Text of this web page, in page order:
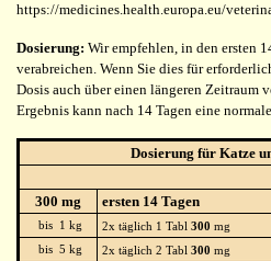
https://medicines.health.europa.eu/
Dosierung: Wir empfehlen, in den ersten
verabreichen. Wenn Sie dies für
Dosis auch über einen längeren Zeitraum
Ergebnis kann nach 14 Tagen eine
Dosierung für Katze
300 mg ersten 14 Tagen
bis 1 kg 2x täglich 1 Tabl 300 mg
bis 5 kg
2x täglich 2 Tabl 300 mg